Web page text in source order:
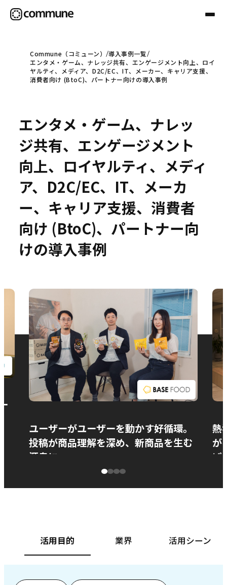
Communeについて
事例
お役立ち情報
Commune（コミューン）
導入事例一覧
エンタメ・ゲーム、ナレッジ共有、エンゲージメント向上、ロイ
ヤルティ、メディア、D2C/EC、IT、メーカー、キャリア支援、
消費者向け (BtoC)、パートナー向けの導入事例
エンタメ・ゲーム、ナレッ
ジ共有、エンゲージメント
向上、ロイヤルティ、メディ
ア、D2C/EC、IT、メーカ
ー、キャリア支援、消費者
向け (BtoC)、パートナー向
けの導入事例
ユーザーがユーザーを動かす好循環。
投稿が商品理解を深め、新商品を生む
源泉に
熱
が
ぱ
活用目的 業界 活用シーン